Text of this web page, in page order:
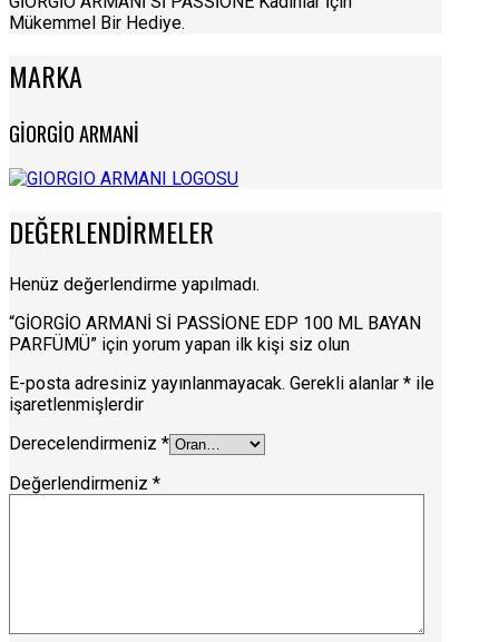
Mükemmel Bir Hediye.
MARKA
GİORGİO ARMANİ
DEĞERLENDIRMELER
Henüz değerlendirme yapılmadı.
“GİORGİO ARMANİ Sİ PASSİONE EDP 100 ML BAYAN
PARFÜMÜ” için yorum yapan ilk kişi siz olun
E-posta adresiniz yayınlanmayacak. Gerekli alanlar * ile
işaretlenmişlerdir
Derecelendirmeniz *
Değerlendirmeniz *